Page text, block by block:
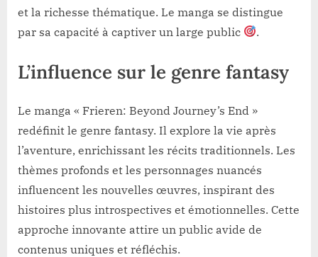
et la richesse thématique. Le manga se distingue
par sa capacité à captiver un large public
.
L’influence sur le genre fantasy
Le manga « Frieren: Beyond Journey’s End »
redéfinit le genre fantasy. Il explore la vie après
l’aventure, enrichissant les récits traditionnels. Les
thèmes profonds et les personnages nuancés
influencent les nouvelles œuvres, inspirant des
histoires plus introspectives et émotionnelles. Cette
approche innovante attire un public avide de
contenus uniques et réfléchis.